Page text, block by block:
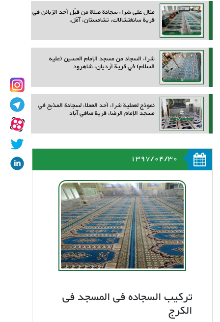
مثال على شراء سجادة صلاة من قِبَل أحد الزبائن في
قرية سانغتشالاك، تشامستان، آمل.
شراء السجاد من مسجد الإمام الحسين (عليه
السلام) في قرية أرديان، شاهرود
نموذج لعملية شراء أحد العملاء لسجادة المذبح في
مسجد الإمام الرضا، قرية صافي آباد
1397/04/30
ترکیب السجاده فی المسجد فی
الکرج